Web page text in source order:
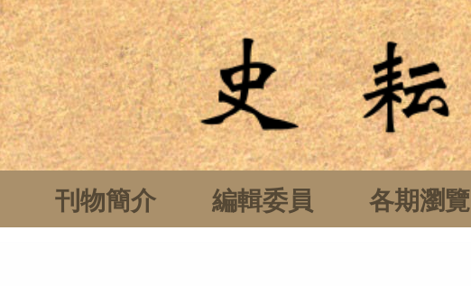
刊物簡介 編輯委員 各期瀏覽